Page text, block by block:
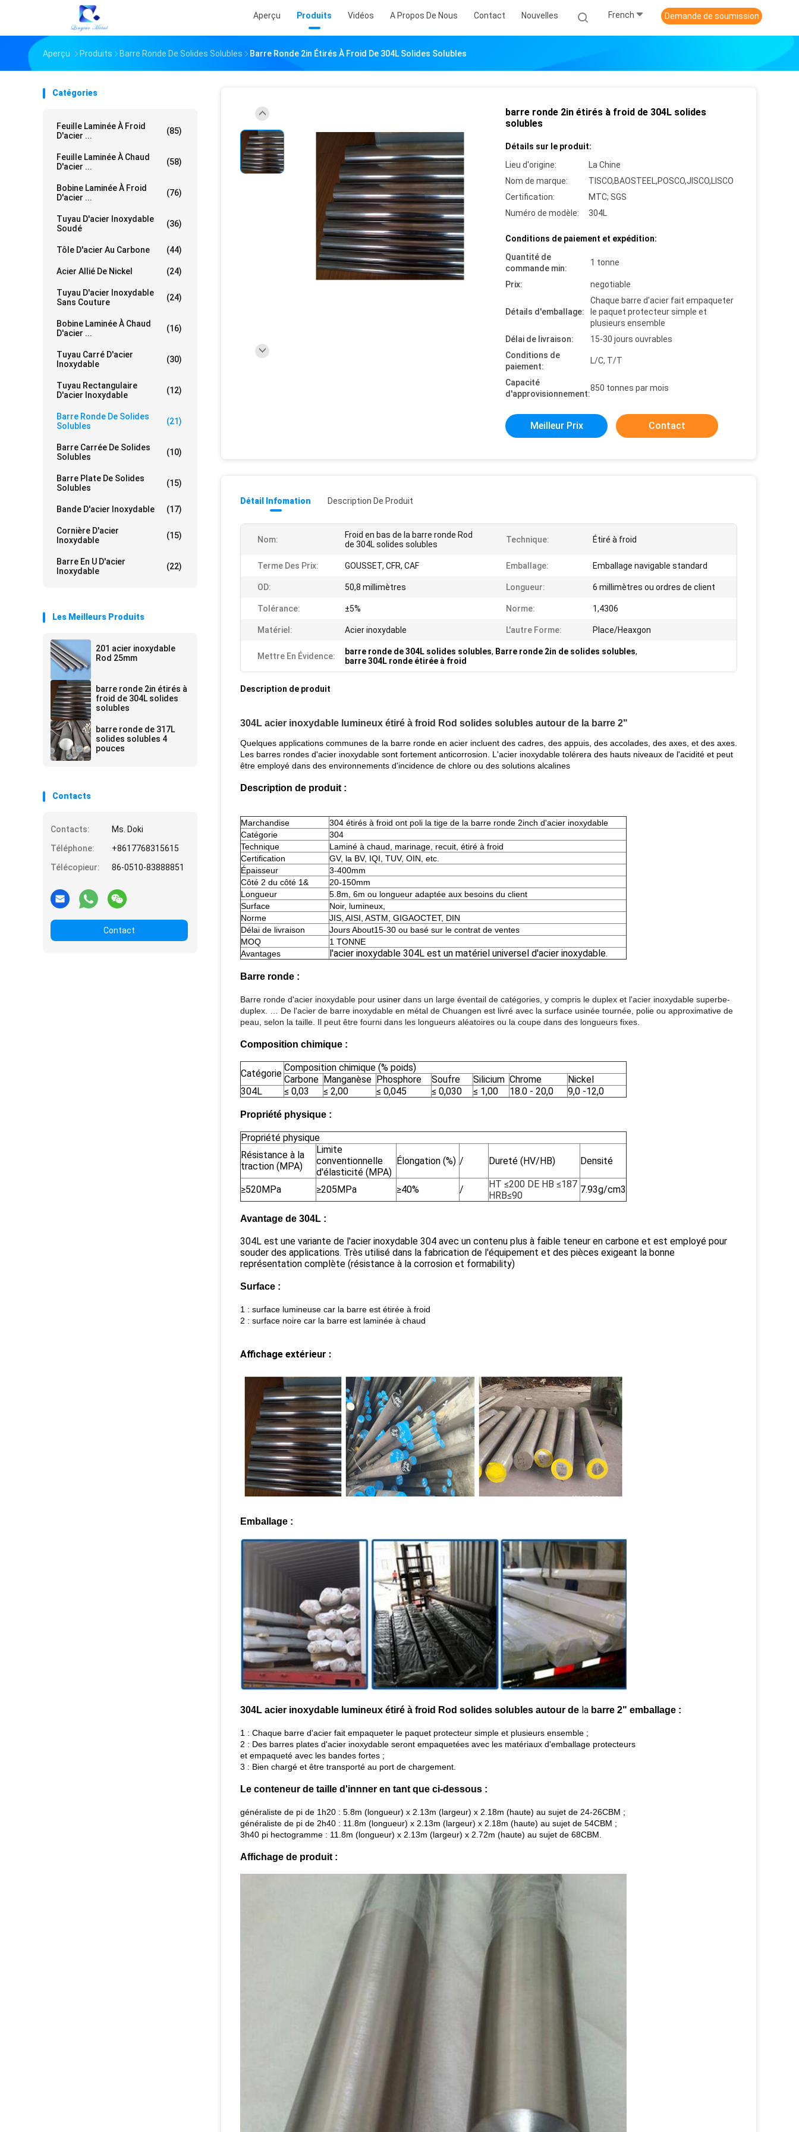
Aperçu Produits Vidéos A Propos De Nous Contact Nouvelles French Demande de soumission
Aperçu Produits Barre Ronde De Solides Solubles Barre Ronde 2in Étirés À Froid De 304L Solides Solubles
Catégories
Feuille Laminée À Froid
D'acier ...
(85)
Feuille Laminée À Chaud
D'acier ...
(58)
Bobine Laminée À Froid
D'acier ...
(76)
Tuyau D'acier Inoxydable
Soudé
(36)
Tôle D'acier Au Carbone (44)
Acier Allié De Nickel (24)
Tuyau D'acier Inoxydable
Sans Couture
(24)
Bobine Laminée À Chaud
D'acier ...
(16)
Tuyau Carré D'acier
Inoxydable
(30)
Tuyau Rectangulaire
D'acier Inoxydable
(12)
Barre Ronde De Solides
Solubles
(21)
Barre Carrée De Solides
Solubles
(10)
Barre Plate De Solides
Solubles
(15)
Bande D'acier Inoxydable (17)
Cornière D'acier
Inoxydable
(15)
Barre En U D'acier
Inoxydable
(22)
Les Meilleurs Produits
201 acier inoxydable
Rod 25mm
barre ronde 2in étirés à
froid de 304L solides
solubles
barre ronde de 317L
solides solubles 4
pouces
Contacts
Contacts:
Ms. Doki
Téléphone:
+8617768315615
Télécopieur:
86-0510-83888851
Contact
barre ronde 2in étirés à froid de 304L solides
solubles
Détails sur le produit:
Lieu d'origine:
La Chine
Nom de marque:
TISCO,BAOSTEEL,POSCO,JISCO,LISCO
Certification:
MTC; SGS
Numéro de modèle:
304L
Conditions de paiement et expédition:
Quantité de
commande min:
1 tonne
Prix: negotiable
Détails d'emballage:
Chaque barre d'acier fait empaqueter
le paquet protecteur simple et
plusieurs ensemble
Délai de livraison:
15-30 jours ouvrables
Conditions de
paiement:
L/C, T/T
Capacité
d'approvisionnement:
850 tonnes par mois
Meilleur Prix Contact
Détail Infomation Description De Produit
Nom:
Froid en bas de la barre ronde Rod
de 304L solides solubles
Technique: Étiré à froid
Terme Des Prix: GOUSSET, CFR, CAF Emballage: Emballage navigable standard
OD: 50,8 millimètres Longueur: 6 millimètres ou ordres de client
Tolérance: ±5% Norme: 1,4306
Matériel: Acier inoxydable L'autre Forme: Place/Heaxgon
Mettre En Évidence: barre ronde de 304L solides solubles, Barre ronde 2in de solides solubles,
barre 304L ronde étirée à froid
Description de produit
304L acier inoxydable lumineux étiré à froid Rod solides solubles autour de la barre 2"
Quelques applications communes de la barre ronde en acier incluent des cadres, des appuis, des accolades, des axes, et des axes.
Les barres rondes d'acier inoxydable sont fortement anticorrosion. L'acier inoxydable tolérera des hauts niveaux de l'acidité et peut
être employé dans des environnements d'incidence de chlore ou des solutions alcalines
Description de produit :
Marchandise
304 étirés à froid ont poli la tige de la barre ronde 2inch d'acier inoxydable
Catégorie
304
Technique
Laminé à chaud, marinage, recuit, étiré à froid
Certification
GV, la BV, IQI, TUV, OIN, etc.
Épaisseur
3-400mm
Côté 2 du côté 1&
20-150mm
Longueur
5.8m, 6m ou longueur adaptée aux besoins du client
Surface
Noir, lumineux,
Norme
JIS, AISI, ASTM, GIGAOCTET, DIN
Délai de livraison
Jours About15-30 ou basé sur le contrat de ventes
MOQ
1 TONNE
Avantages
l'acier inoxydable 304L est un matériel universel d'acier inoxydable.
Barre ronde :
Barre ronde d'acier inoxydable pour usiner dans un large éventail de catégories, y compris le duplex et l'acier inoxydable superbe-
duplex. … De l'acier de barre inoxydable en métal de Chuangen est livré avec la surface usinée tournée, polie ou approximative de
peau, selon la taille. Il peut être fourni dans les longueurs aléatoires ou la coupe dans des longueurs fixes.
Composition chimique :
Catégorie
Composition chimique (% poids)
Carbone Manganèse Phosphore Soufre Silicium Chrome
Nickel
304L
≤ 0,03 ≤ 2,00 ≤ 0,045 ≤ 0,030 ≤ 1,00 18.0 - 20,0 9,0 -12,0
Propriété physique :
Propriété physique
Résistance à la
traction (MPA)
Limite
conventionnelle
d'élasticité (MPA)
Élongation (%) / Dureté (HV/HB) Densité
≥520MPa ≥205MPa ≥40% /
HT ≤200 DE HB ≤187
HRB≤90
7.93g/cm3
Avantage de 304L :
304L est une variante de l'acier inoxydable 304 avec un contenu plus à faible teneur en carbone et est employé pour
souder des applications. Très utilisé dans la fabrication de l'équipement et des pièces exigeant la bonne
représentation complète (résistance à la corrosion et formability)
Surface :
1 : surface lumineuse car la barre est étirée à froid
2 : surface noire car la barre est laminée à chaud
Affichage extérieur :
Emballage :
304L acier inoxydable lumineux étiré à froid Rod solides solubles autour de la barre 2" emballage :
1 : Chaque barre d'acier fait empaqueter le paquet protecteur simple et plusieurs ensemble ;
2 : Des barres plates d'acier inoxydable seront empaquetées avec les matériaux d'emballage protecteurs
et empaqueté avec les bandes fortes ;
3 : Bien chargé et être transporté au port de chargement.
Le conteneur de taille d'innner en tant que ci-dessous :
généraliste de pi de 1h20 : 5.8m (longueur) x 2.13m (largeur) x 2.18m (haute) au sujet de 24-26CBM ;
généraliste de pi de 2h40 : 11.8m (longueur) x 2.13m (largeur) x 2.18m (haute) au sujet de 54CBM ;
3h40 pi hectogramme : 11.8m (longueur) x 2.13m (largeur) x 2.72m (haute) au sujet de 68CBM.
Affichage de produit :